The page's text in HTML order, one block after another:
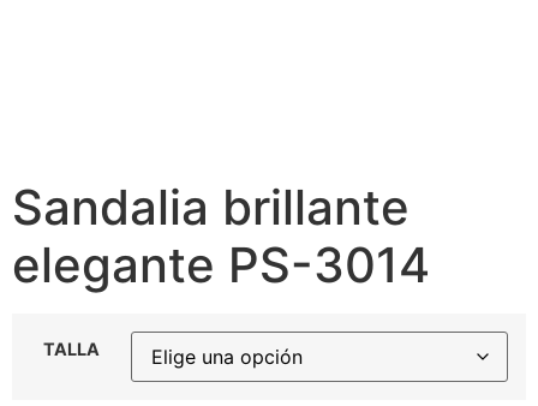
Sandalia brillante
elegante PS-3014
TALLA